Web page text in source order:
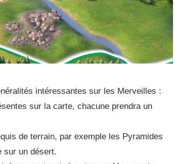
intéressantes sur les Merveilles :
sur la carte, chacune prendra un
de terrain, par exemple les Pyramides
sur un désert.